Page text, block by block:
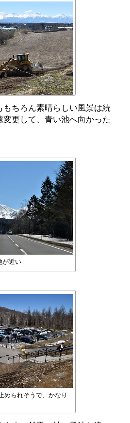
もちろん素晴らしい風景は続
変更して、青い池へ向かった
が近い
められそうで、かなり